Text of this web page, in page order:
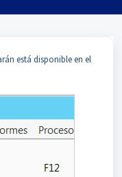
está disponible en el